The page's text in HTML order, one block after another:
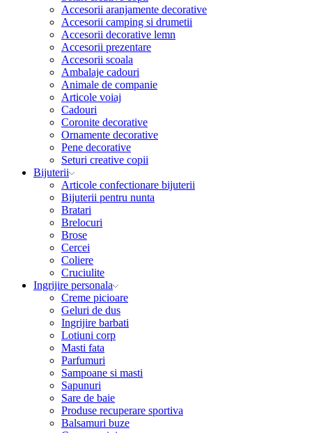
Accesorii aranjamente decorative
Accesorii camping si drumetii
Accesorii decorative lemn
Accesorii prezentare
Accesorii scoala
Ambalaje cadouri
Animale de companie
Articole voiaj
Cadouri
Coronite decorative
Ornamente decorative
Pene decorative
Seturi creative copii
Bijuterii
Articole confectionare bijuterii
Bijuterii pentru nunta
Bratari
Brelocuri
Brose
Cercei
Coliere
Cruciulite
Ingrijire personala
Creme picioare
Geluri de dus
Ingrijire barbati
Lotiuni corp
Masti fata
Parfumuri
Sampoane si masti
Sapunuri
Sare de baie
Produse recuperare sportiva
Balsamuri buze